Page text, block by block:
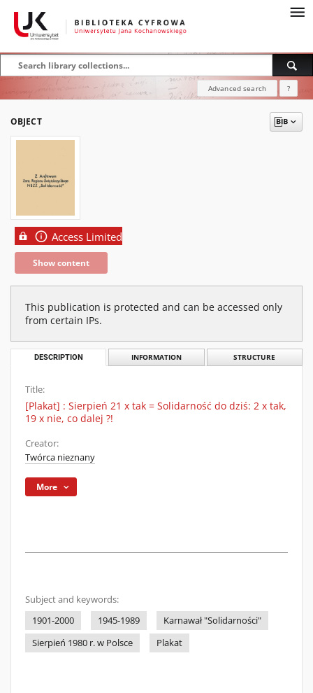
Advanced search ?
OBJECT
Access Limited
Show content
This publication is protected and can be accessed only
from certain IPs.
DESCRIPTION INFORMATION STRUCTURE
Title:
[Plakat] : Sierpień 21 x tak = Solidarność do dziś: 2 x tak,
19 x nie, co dalej ?!
Creator:
Twórca nieznany
More
Subject and keywords:
1901-2000
1945-1989
Karnawał "Solidarności"
Sierpień 1980 r. w Polsce
Plakat